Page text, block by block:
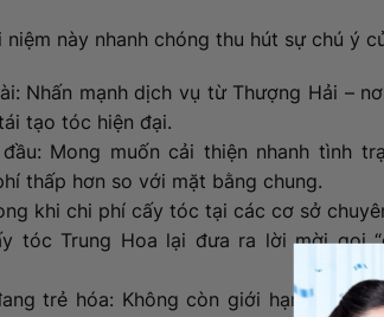
này nhanh chóng thu hút sự chú ý
Nhấn mạnh dịch vụ từ Thượng Hải –
tạo tóc hiện đại.
Mong muốn cải thiện nhanh tình
thấp hơn so với mặt bằng chung.
khi chi phí cấy tóc tại các cơ sở
tóc Trung Hoa lại đưa ra lời mời gọi
trẻ hóa: Không còn giới hạn ở